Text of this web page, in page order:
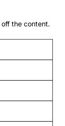
the content.